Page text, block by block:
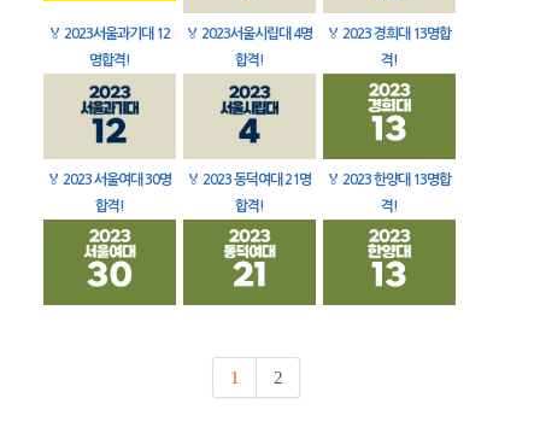
🏅 2023서울과기대 12
명합격!
🏅 2023서울시립대 4명
합격!
🏅 2023 경희대 13명합
격!
🏅 2023 서울여대 30명
합격!
🏅 2023 동덕여대 21명
합격!
🏅 2023 한양대 13명합
격!
1 2